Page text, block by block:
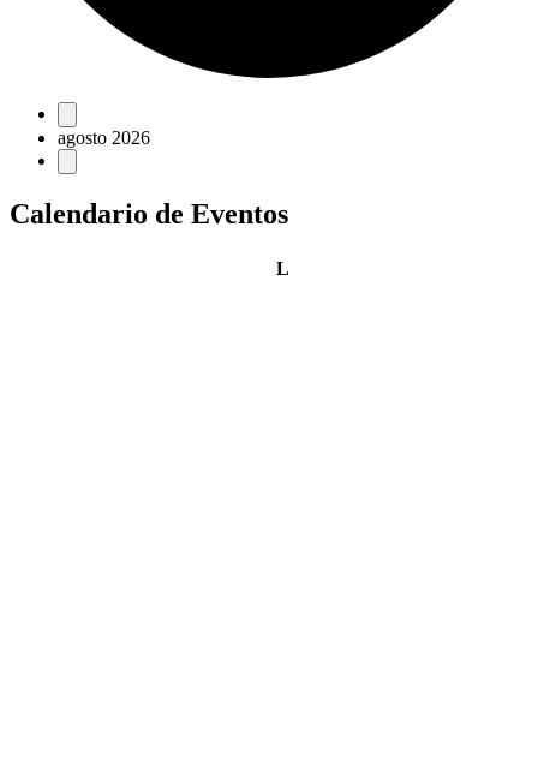
Eventos
agosto 2026
Calendario de Eventos
Llunes